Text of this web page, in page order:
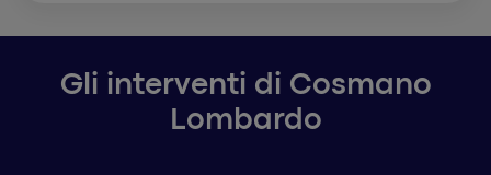
Gli interventi di Cosmano
Lombardo